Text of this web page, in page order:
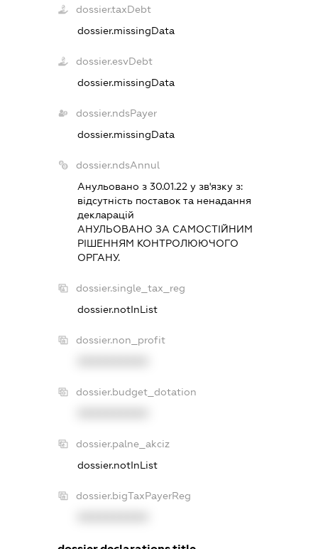
dossier.taxDebt
dossier.missingData
dossier.esvDebt
dossier.missingData
dossier.ndsPayer
dossier.missingData
dossier.ndsAnnul
Анульовано з 30.01.22 у зв'язку з:
вiдсутнiсть поставок та ненадання
декларацiй
АНУЛЬОВАНО ЗА САМОСТIЙНИМ
РIШЕННЯМ КОНТРОЛЮЮЧОГО
ОРГАНУ.
dossier.single_tax_reg
dossier.notInList
dossier.non_profit
dossier.budget_dotation
dossier.palne_akciz
dossier.notInList
dossier.bigTaxPayerReg